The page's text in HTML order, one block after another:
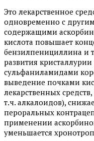
Это лекарственное
одновременно с
содержащими
кислота повышает
бензилпенициллина и
развития
сульфаниламидами
выведение почками
лекарственных
т.ч. алкалоидов),
пероральных
применении
уменьшается